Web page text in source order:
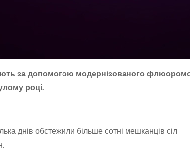
за допомогою модернізованого
році.
днів обстежили більше сотні мешканців сіл